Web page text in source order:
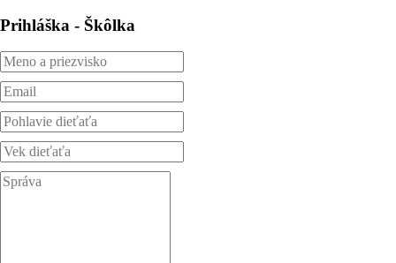
Prihláška - Škôlka